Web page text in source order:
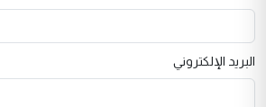
البريد الإلكتروني